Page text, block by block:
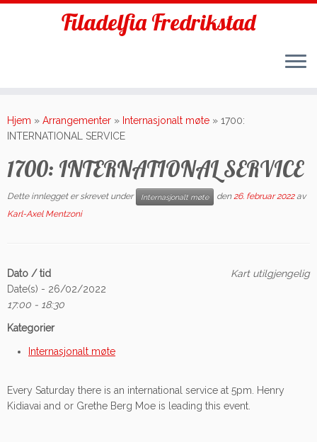
to
content
Filadelfia Fredrikstad
Hjem » Arrangementer » Internasjonalt møte » 1700:
INTERNATIONAL SERVICE
1700: INTERNATIONAL SERVICE
Dette innlegget er skrevet under Internasjonalt møte den26. februar 2022 av
Karl-Axel Mentzoni
Kart utilgjengelig
Dato / tid
Date(s) - 26/02/2022
17:00 - 18:30
Kategorier
Internasjonalt møte
Every Saturday there is an international service at 5pm. Henry
Kidiavai and or Grethe Berg Moe is leading this event.